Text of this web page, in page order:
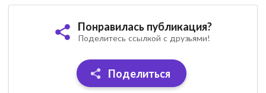
Понравилась публикация?
Поделитесь ссылкой с друзьями!
Поделиться